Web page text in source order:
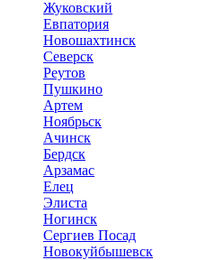
Жуковский
Евпатория
Новошахтинск
Северск
Реутов
Пушкино
Артем
Ноябрьск
Ачинск
Бердск
Арзамас
Елец
Элиста
Ногинск
Сергиев Посад
Новокуйбышевск